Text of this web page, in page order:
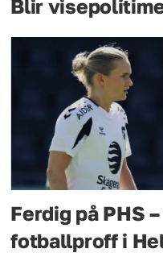
Blir
Ferdig på PHS
fotballproff i